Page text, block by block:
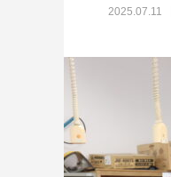
2025.07.11